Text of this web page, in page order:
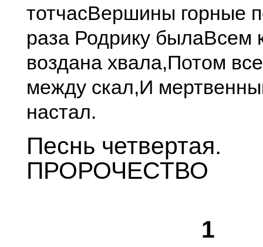
тотчасВершины горные
раза Родрику былаВсем
воздана хвала,Потом
между скал,И
настал.
Песнь четвертая.
ПРОРОЧЕСТВО
1